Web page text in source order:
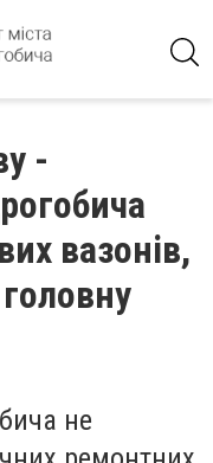
-
вазонів,
не